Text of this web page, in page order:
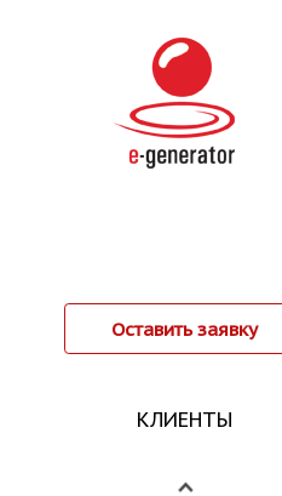
Оставить заявку
КЛИЕНТЫ